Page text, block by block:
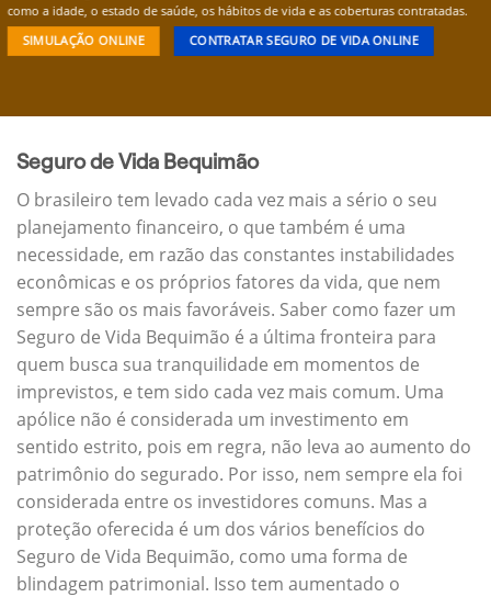
como a idade, o estado de saúde, os hábitos de vida e as coberturas contratadas.
SIMULAÇÃO ONLINE CONTRATAR SEGURO DE VIDA ONLINE
Seguro de Vida Bequimão
O brasileiro tem levado cada vez mais a sério o seu
planejamento financeiro, o que também é uma
necessidade, em razão das constantes instabilidades
econômicas e os próprios fatores da vida, que nem
sempre são os mais favoráveis. Saber como fazer um
Seguro de Vida Bequimão é a última fronteira para
quem busca sua tranquilidade em momentos de
imprevistos, e tem sido cada vez mais comum. Uma
apólice não é considerada um investimento em
sentido estrito, pois em regra, não leva ao aumento do
patrimônio do segurado. Por isso, nem sempre ela foi
considerada entre os investidores comuns. Mas a
proteção oferecida é um dos vários benefícios do
Seguro de Vida Bequimão, como uma forma de
blindagem patrimonial. Isso tem aumentado o